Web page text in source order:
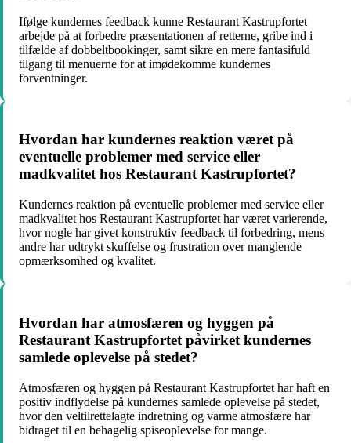
Ifølge kundernes feedback kunne Restaurant Kastrupfortet
arbejde på at forbedre præsentationen af retterne, gribe ind i
tilfælde af dobbeltbookinger, samt sikre en mere fantasifuld
tilgang til menuerne for at imødekomme kundernes
forventninger.
Hvordan har kundernes reaktion været på
eventuelle problemer med service eller
madkvalitet hos Restaurant Kastrupfortet?
Kundernes reaktion på eventuelle problemer med service eller
madkvalitet hos Restaurant Kastrupfortet har været varierende,
hvor nogle har givet konstruktiv feedback til forbedring, mens
andre har udtrykt skuffelse og frustration over manglende
opmærksomhed og kvalitet.
Hvordan har atmosfæren og hyggen på
Restaurant Kastrupfortet påvirket kundernes
samlede oplevelse på stedet?
Atmosfæren og hyggen på Restaurant Kastrupfortet har haft en
positiv indflydelse på kundernes samlede oplevelse på stedet,
hvor den veltilrettelagte indretning og varme atmosfære har
bidraget til en behagelig spiseoplevelse for mange.